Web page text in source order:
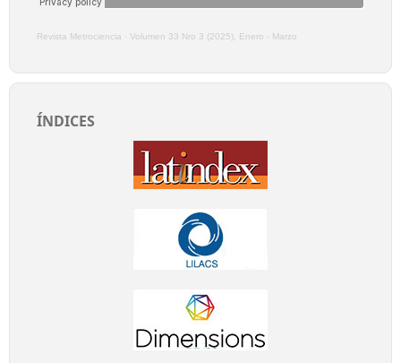
Revista Metrociencia · Volumen 33 Nro 3 (2025), Enero - Marzo
ÍNDICES